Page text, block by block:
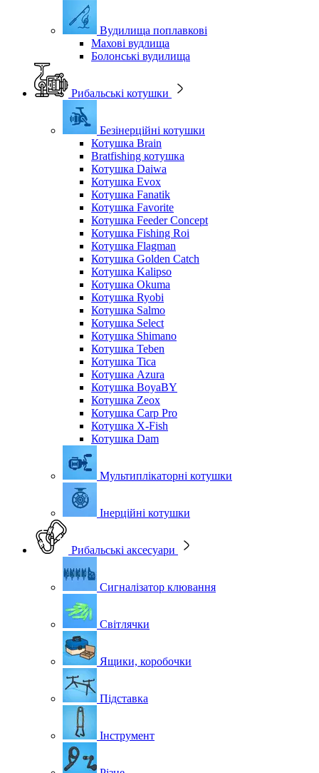
Вудилища поплавкові
Махові вудлища
Болонські вудилища
Рибальські котушки
Безінерційні котушки
Котушка Brain
Bratfishing котушка
Котушка Daiwa
Котушка Evox
Котушка Fanatik
Котушка Favorite
Котушка Feeder Concept
Котушка Fishing Roi
Котушка Flagman
Котушка Golden Catch
Котушка Kalipso
Котушка Okuma
Котушка Ryobi
Котушка Salmo
Котушка Select
Котушка Shimano
Котушка Teben
Котушка Tica
Котушка Azura
Котушка BoyaBY
Котушка Zeox
Котушка Carp Pro
Котушка X-Fish
Котушка Dam
Мультиплікаторні котушки
Інерційні котушки
Рибальські аксесуари
Сигналізатор клювання
Світлячки
Ящики, коробочки
Підставка
Інструмент